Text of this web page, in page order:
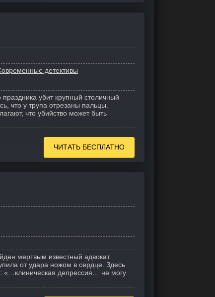
детективы
праздника убит крупный столичный
что у трупа отрезаны пальцы.
что убийство может быть
ЧИТАТЬ БЕСПЛАТНО
мертвым известный адвокат
от удара ножом в сердце. Здесь
«…клиническая депрессия… не могу